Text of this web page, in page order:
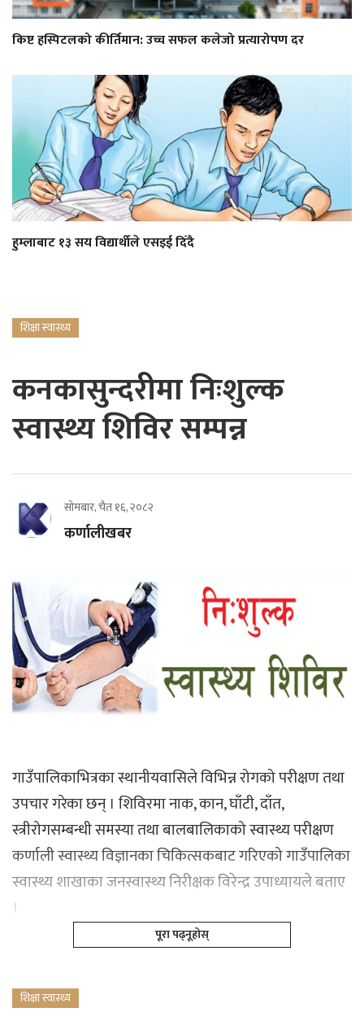
किष्ट हस्पिटलको कीर्तिमान: उच्च सफल कलेजो प्रत्यारोपण दर
हुम्लाबाट १३ सय विद्यार्थीले एसइई दिँदै
शिक्षा स्वास्थ्य
कनकासुन्दरीमा निःशुल्क
स्वास्थ्य शिविर सम्पन्न
सोमबार, चैत १६, २०८२
कर्णालीखबर
गाउँपालिकाभित्रका स्थानीयवासिले विभिन्न रोगको परीक्षण तथा
उपचार गरेका छन् । शिविरमा नाक, कान, घाँटी, दाँत,
स्त्रीरोगसम्बन्धी समस्या तथा बालबालिकाको स्वास्थ्य परीक्षण
कर्णाली स्वास्थ्य विज्ञानका चिकित्सकबाट गरिएको गाउँपालिका
स्वास्थ्य शाखाका जनस्वास्थ्य निरीक्षक विरेन्द्र उपाध्यायले बताए
।
पूरा पढ्नूहोस्
शिक्षा स्वास्थ्य